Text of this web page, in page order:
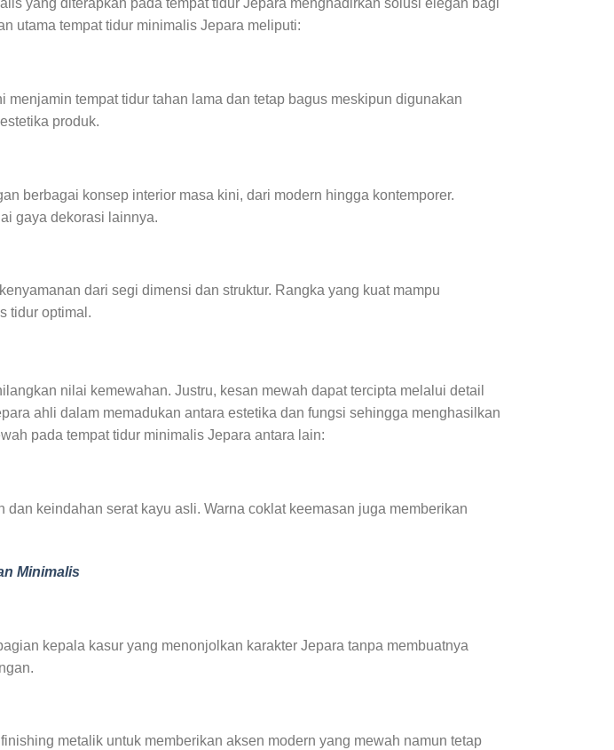
yang diterapkan pada tempat tidur Jepara menghadirkan solusi elegan bagi
utama tempat tidur minimalis Jepara meliputi:
tempat tidur tahan lama dan tetap bagus meskipun digunakan
produk.
berbagai konsep interior masa kini, dari modern hingga kontemporer.
gaya dekorasi lainnya.
dari segi dimensi dan struktur. Rangka yang kuat mampu
tidur optimal.
nilai kemewahan. Justru, kesan mewah dapat tercipta melalui detail
ahli dalam memadukan antara estetika dan fungsi sehingga menghasilkan
pada tempat tidur minimalis Jepara antara lain:
keindahan serat kayu asli. Warna coklat keemasan juga memberikan
Minimalis
kepala kasur yang menonjolkan karakter Jepara tanpa membuatnya
metalik untuk memberikan aksen modern yang mewah namun tetap